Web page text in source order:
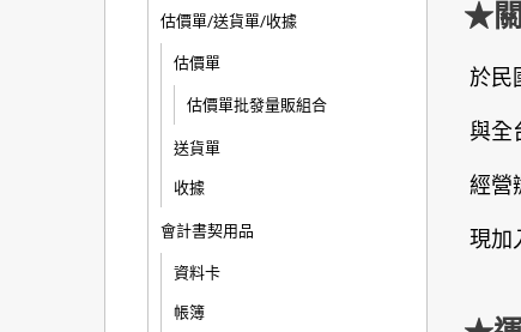
估價單/送貨單/收據
估價單
估價單批發量販組合
送貨單
收據
會計書契用品
資料卡
帳簿
★
於民
與全
經營
現加